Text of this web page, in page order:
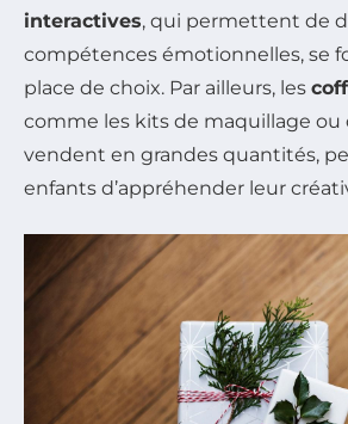
interactives, qui permettent de
compétences émotionnelles, se
place de choix. Par ailleurs, les
comme les kits de maquillage ou
vendent en grandes quantités,
enfants d’appréhender leur